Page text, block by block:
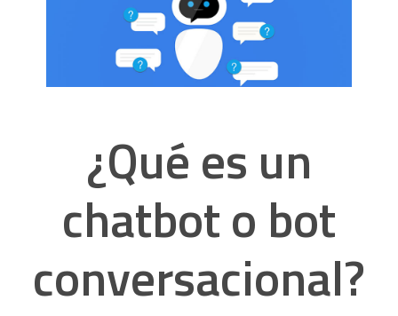
¿Qué es un
chatbot o bot
conversacional?